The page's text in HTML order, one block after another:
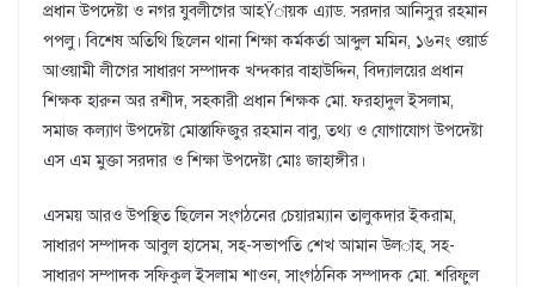
প্রধান উপদেষ্টা ও নগর যুবলীগের আহŸায়ক এ্যাড. সরদার আনিসুর রহমান
পপলু। বিশেষ অতিথি ছিলেন থানা শিক্ষা কর্মকর্তা আব্দুল মমিন, ১৬নং ওয়ার্ড
আওয়ামী লীগের সাধারণ সম্পাদক খন্দকার বাহাউদ্দিন, বিদ্যালয়ের প্রধান
শিক্ষক হারুন অর রশীদ, সহকারী প্রধান শিক্ষক মো. ফরহাদুল ইসলাম,
সমাজ কল্যাণ উপদেষ্টা মোস্তাফিজুর রহমান বাবু, তথ্য ও যোগাযোগ উপদেষ্টা
এস এম মুক্তা সরদার ও শিক্ষা উপদেষ্টা মোঃ জাহাঙ্গীর।
এসময় আরও উপস্থিত ছিলেন সংগঠনের চেয়ারম্যান তালুকদার ইকরাম,
সাধারণ সম্পাদক আবুল হাসেম, সহ-সভাপতি শেখ আমান উল­াহ, সহ-
সাধারণ সম্পাদক সফিকুল ইসলাম শাওন, সাংগঠনিক সম্পাদক মো. শরিফুল